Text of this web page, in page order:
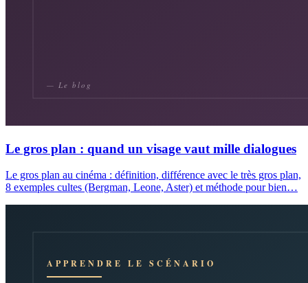
Le gros plan : quand un visage vaut mille dialogues
Le gros plan au cinéma : définition, différence avec le très gros plan,
8 exemples cultes (Bergman, Leone, Aster) et méthode pour bien…